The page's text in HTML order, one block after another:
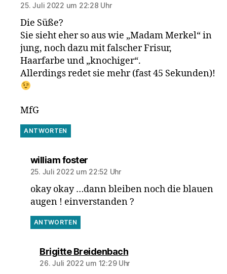
25. Juli 2022 um 22:28 Uhr
Die Süße?
Sie sieht eher so aus wie „Madam Merkel“ in
jung, noch dazu mit falscher Frisur,
Haarfarbe und „knochiger“.
Allerdings redet sie mehr (fast 45 Sekunden)!
MfG
ANTWORTEN
william fostersagt:
25. Juli 2022 um 22:52 Uhr
okay okay …dann bleiben noch die blauen
augen ! einverstanden ?
ANTWORTEN
Brigitte Breidenbachsagt:
26. Juli 2022 um 12:29 Uhr